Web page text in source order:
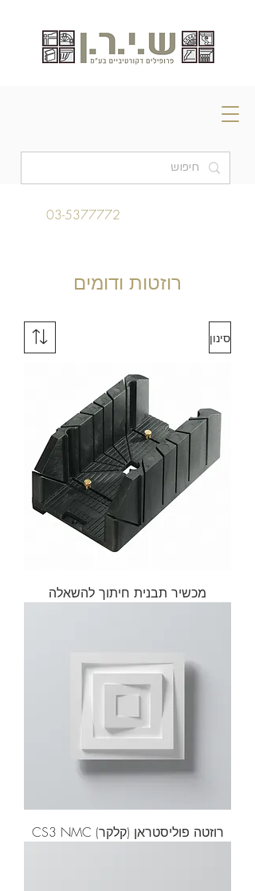
03-5377772
רוזטות ודומים
סינון
מכשיר תבנית חיתוך להשאלה
רוזטה פוליסטראן (קלקר) CS3 NMC